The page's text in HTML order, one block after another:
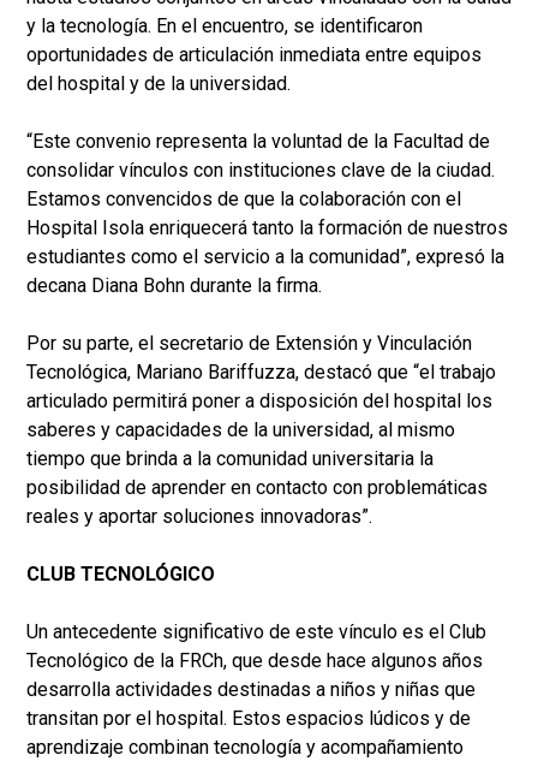
y la tecnología. En el encuentro, se identificaron
oportunidades de articulación inmediata entre equipos
del hospital y de la universidad.
“Este convenio representa la voluntad de la Facultad de
consolidar vínculos con instituciones clave de la ciudad.
Estamos convencidos de que la colaboración con el
Hospital Isola enriquecerá tanto la formación de nuestros
estudiantes como el servicio a la comunidad”, expresó la
decana Diana Bohn durante la firma.
Por su parte, el secretario de Extensión y Vinculación
Tecnológica, Mariano Bariffuzza, destacó que “el trabajo
articulado permitirá poner a disposición del hospital los
saberes y capacidades de la universidad, al mismo
tiempo que brinda a la comunidad universitaria la
posibilidad de aprender en contacto con problemáticas
reales y aportar soluciones innovadoras”.
CLUB TECNOLÓGICO
Un antecedente significativo de este vínculo es el Club
Tecnológico de la FRCh, que desde hace algunos años
desarrolla actividades destinadas a niños y niñas que
transitan por el hospital. Estos espacios lúdicos y de
aprendizaje combinan tecnología y acompañamiento